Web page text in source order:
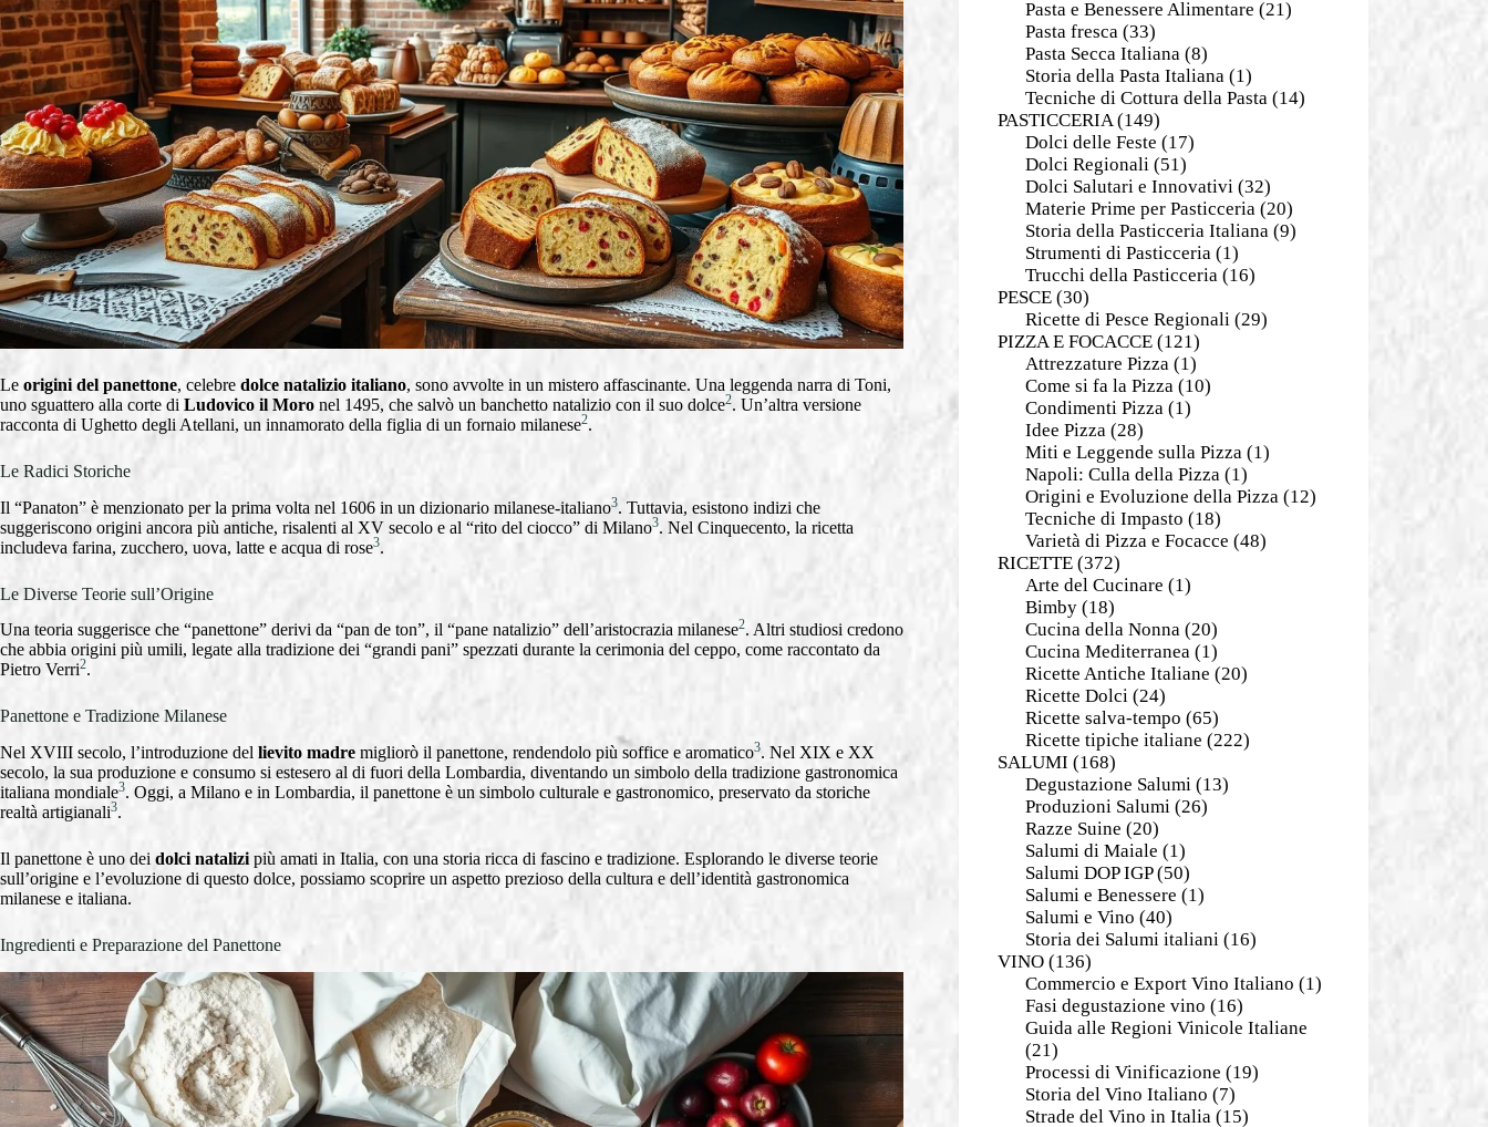
Le origini del panettone, celebre dolce natalizio italiano, sono avvolte in un mistero affascinante. Una leggenda narra di Toni,
uno sguattero alla corte di Ludovico il Moro nel 1495, che salvò un banchetto natalizio con il suo dolce2. Un’altra versione
racconta di Ughetto degli Atellani, un innamorato della figlia di un fornaio milanese2.
Le Radici Storiche
Il “Panaton” è menzionato per la prima volta nel 1606 in un dizionario milanese-italiano3. Tuttavia, esistono indizi che
suggeriscono origini ancora più antiche, risalenti al XV secolo e al “rito del ciocco” di Milano3. Nel Cinquecento, la ricetta
includeva farina, zucchero, uova, latte e acqua di rose3.
Le Diverse Teorie sull’Origine
Una teoria suggerisce che “panettone” derivi da “pan de ton”, il “pane natalizio” dell’aristocrazia milanese2. Altri studiosi credono
che abbia origini più umili, legate alla tradizione dei “grandi pani” spezzati durante la cerimonia del ceppo, come raccontato da
Pietro Verri2.
Panettone e Tradizione Milanese
Nel XVIII secolo, l’introduzione del lievito madre migliorò il panettone, rendendolo più soffice e aromatico3. Nel XIX e XX
secolo, la sua produzione e consumo si estesero al di fuori della Lombardia, diventando un simbolo della tradizione gastronomica
italiana mondiale3. Oggi, a Milano e in Lombardia, il panettone è un simbolo culturale e gastronomico, preservato da storiche
realtà artigianali3.
Il panettone è uno dei dolci natalizi più amati in Italia, con una storia ricca di fascino e tradizione. Esplorando le diverse teorie
sull’origine e l’evoluzione di questo dolce, possiamo scoprire un aspetto prezioso della cultura e dell’identità gastronomica
milanese e italiana.
Ingredienti e Preparazione del Panettone
Pasta e Benessere Alimentare (21)
Pasta fresca (33)
Pasta Secca Italiana (8)
Storia della Pasta Italiana (1)
Tecniche di Cottura della Pasta (14)
PASTICCERIA(149)
Dolci delle Feste (17)
Dolci Regionali (51)
Dolci Salutari e Innovativi (32)
Materie Prime per Pasticceria (20)
Storia della Pasticceria Italiana (9)
Strumenti di Pasticceria (1)
Trucchi della Pasticceria (16)
PESCE(30)
Ricette di Pesce Regionali (29)
PIZZA E FOCACCE(121)
Attrezzature Pizza (1)
Come si fa la Pizza (10)
Condimenti Pizza (1)
Idee Pizza (28)
Miti e Leggende sulla Pizza (1)
Napoli: Culla della Pizza (1)
Origini e Evoluzione della Pizza (12)
Tecniche di Impasto (18)
Varietà di Pizza e Focacce (48)
RICETTE(372)
Arte del Cucinare (1)
Bimby(18)
Cucina della Nonna (20)
Cucina Mediterranea (1)
Ricette Antiche Italiane (20)
Ricette Dolci (24)
Ricette salva-tempo (65)
Ricette tipiche italiane (222)
SALUMI (168)
Degustazione Salumi (13)
Produzioni Salumi (26)
Razze Suine (20)
Salumi di Maiale (1)
Salumi DOP IGP(50)
Salumi e Benessere (1)
Salumi e Vino (40)
Storia dei Salumi italiani (16)
VINO(136)
Commercio e Export Vino Italiano (1)
Fasi degustazione vino (16)
Guida alle Regioni Vinicole Italiane
(21)
Processi di Vinificazione (19)
Storia del Vino Italiano (7)
Strade del Vino in Italia (15)